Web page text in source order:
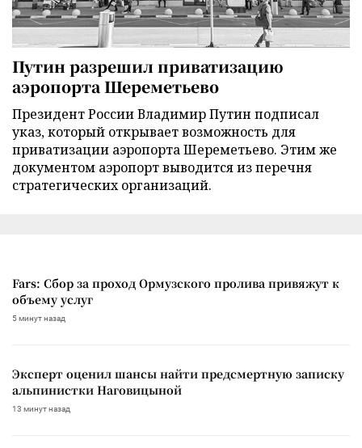
Путин разрешил приватизацию
аэропорта Шереметьево
Президент России Владимир Путин подписал
указ, который открывает возможность для
приватизации аэропорта Шереметьево. Этим же
документом аэропорт выводится из перечня
стратегических организаций.
Fars: Сбор за проход Ормузского пролива привяжут к
объему услуг
5 минут назад
Эксперт оценил шансы найти предсмертную записку
альпинистки Наговицыной
13 минут назад